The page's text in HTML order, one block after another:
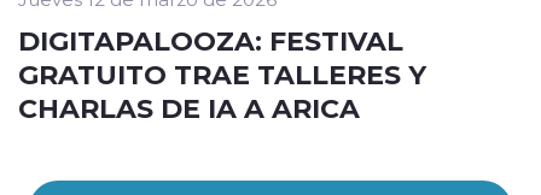
DIGITAPALOOZA: FESTIVAL
GRATUITO TRAE TALLERES Y
CHARLAS DE IA A ARICA